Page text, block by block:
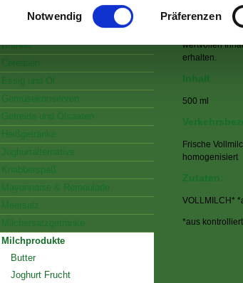
Einwilligungsauswahl
Notwendig Präferenzen
Backen
Brühen
Cerealien
Essig und Öl
Gemüsekonserven
Getreide und Ölsaaten
Heißgetränke
Joghurtalternative
Knabberspaß
Mayonnaise & Remoulade
Meersalz
Milchersatzgetränke
Milchprodukte
Butter
Joghurt Frucht
Verfahren
schonend
wertvollen
erhalten.
Inhalt
500 ml
Frische
homogenisiert
Zutaten:
VOLLMILCH*
*aus